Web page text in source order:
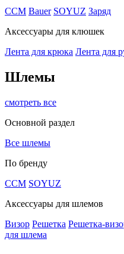
CCM Bauer SOYUZ Заряд
Аксессуары для клюшек
Лента для крюка Лента для
Шлемы
смотреть все
Основной раздел
Все шлемы
По бренду
CCM SOYUZ
Аксессуары для шлемов
Визор Решетка Решетка-
для шлема